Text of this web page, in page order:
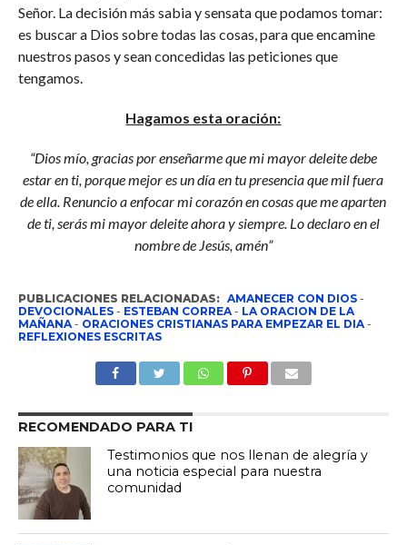
Señor. La decisión más sabia y sensata que podamos tomar:
es buscar a Dios sobre todas las cosas, para que encamine
nuestros pasos y sean concedidas las peticiones que
tengamos.
Hagamos esta oración:
“Dios mío, gracias por enseñarme que mi mayor deleite debe
estar en ti, porque mejor es un día en tu presencia que mil fuera
de ella. Renuncio a enfocar mi corazón en cosas que me aparten
de ti, serás mi mayor deleite ahora y siempre. Lo declaro en el
nombre de Jesús, amén”
PUBLICACIONES RELACIONADAS: AMANECER CON DIOS-
DEVOCIONALES- ESTEBAN CORREA- LA ORACION DE LA
MAÑANA- ORACIONES CRISTIANAS PARA EMPEZAR EL DIA-
REFLEXIONES ESCRITAS
RECOMENDADO PARA TI
Testimonios que nos llenan de alegría y
una noticia especial para nuestra
comunidad